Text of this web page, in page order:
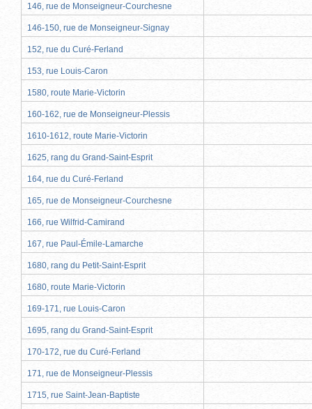
146, rue de Monseigneur-Courchesne
146-150, rue de Monseigneur-Signay
152, rue du Curé-Ferland
153, rue Louis-Caron
1580, route Marie-Victorin
160-162, rue de Monseigneur-Plessis
1610-1612, route Marie-Victorin
1625, rang du Grand-Saint-Esprit
164, rue du Curé-Ferland
165, rue de Monseigneur-Courchesne
166, rue Wilfrid-Camirand
167, rue Paul-Émile-Lamarche
1680, rang du Petit-Saint-Esprit
1680, route Marie-Victorin
169-171, rue Louis-Caron
1695, rang du Grand-Saint-Esprit
170-172, rue du Curé-Ferland
171, rue de Monseigneur-Plessis
1715, rue Saint-Jean-Baptiste